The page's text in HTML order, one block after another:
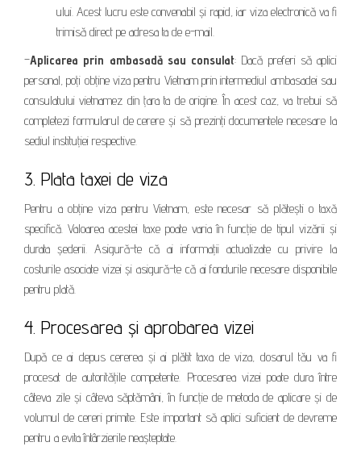
ului. Acest lucru este convenabil și rapid, iar viza electronică va fi
trimisă direct pe adresa ta de e-mail.
–Aplicarea prin ambasadă sau consulat: Dacă preferi să aplici
personal, poți obține viza pentru Vietnam prin intermediul ambasadei sau
consulatului vietnamez din țara ta de origine. În acest caz, va trebui să
completezi formularul de cerere și să prezinți documentele necesare la
sediul instituției respective.
3. Plata taxei de viza
Pentru a obține viza pentru Vietnam, este necesar să plătești o taxă
specifică. Valoarea acestei taxe poate varia în funcție de tipul vizării și
durata șederii. Asigură-te că ai informații actualizate cu privire la
costurile asociate vizei și asigură-te că ai fondurile necesare disponibile
pentru plată.
4. Procesarea și aprobarea vizei
După ce ai depus cererea și ai plătit taxa de viza, dosarul tău va fi
procesat de autoritățile competente. Procesarea vizei poate dura între
câteva zile și câteva săptămâni, în funcție de metoda de aplicare și de
volumul de cereri primite. Este important să aplici suficient de devreme
pentru a evita întârzierile neașteptate.